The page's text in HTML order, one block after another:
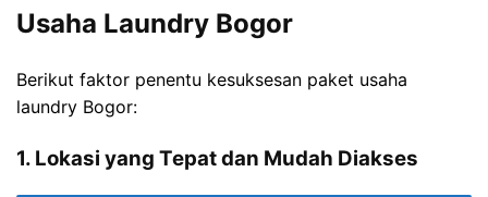
Usaha Laundry Bogor
Berikut faktor penentu kesuksesan paket usaha
laundry Bogor:
1. Lokasi yang Tepat dan Mudah Diakses